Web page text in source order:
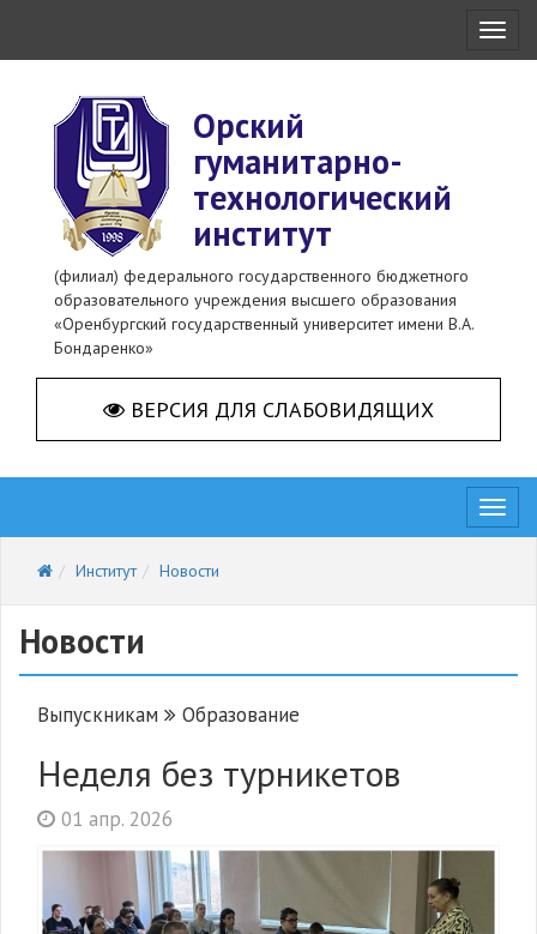
Орский
гуманитарно-
технологический
институт
(филиал) федерального государственного бюджетного
образовательного учреждения высшего образования
«Оренбургский государственный университет имени В.А.
Бондаренко»
ВЕРСИЯ ДЛЯ СЛАБОВИДЯЩИХ
Институт
Новости
Новости
Выпускникам Образование
Неделя без турникетов
01 апр. 2026